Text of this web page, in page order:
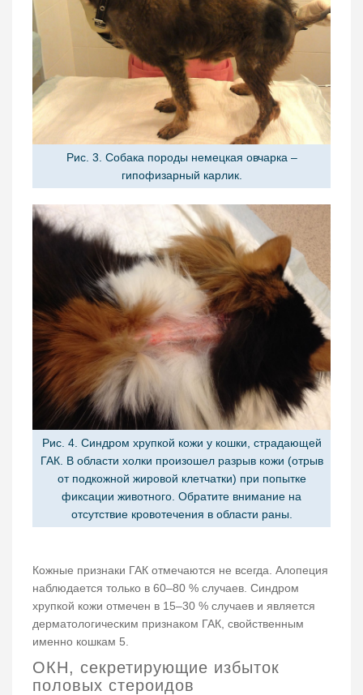
Рис. 3. Собака породы немецкая овчарка –
гипофизарный карлик.
Рис. 4. Синдром хрупкой кожи у кошки, страдающей
ГАК. В области холки произошел разрыв кожи (отрыв
от подкожной жировой клетчатки) при попытке
фиксации животного. Обратите внимание на
отсутствие кровотечения в области раны.
Кожные признаки ГАК отмечаются не всегда. Алопеция
наблюдается только в 60–80 % случаев. Синдром
хрупкой кожи отмечен в 15–30 % случаев и является
дерматологическим признаком ГАК, свойственным
именно кошкам 5.
ОКН, секретирующие избыток
половых стероидов